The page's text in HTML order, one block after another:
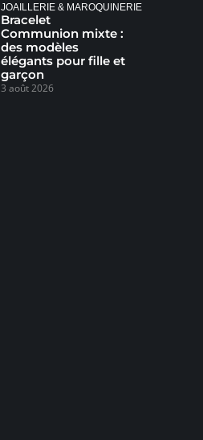
JOAILLERIE & MAROQUINERIE
Bracelet
Communion mixte :
des modèles
élégants pour fille et
garçon
3 août 2026